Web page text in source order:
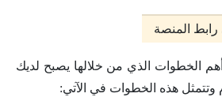
المنصة
الخطوات الذي من خلالها يصبح لديك
هذه الخطوات في الآتي: